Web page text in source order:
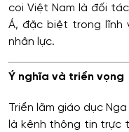
coi Việt Nam là đối
Á, đặc biệt trong lĩnh
nhân lực.
Ý nghĩa và triển vọng
Triển lãm giáo dục
là kênh thông tin trực